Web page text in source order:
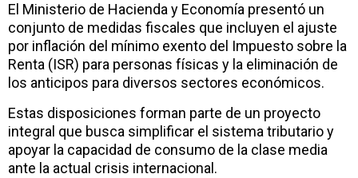
El Ministerio de Hacienda y Economía presentó un
conjunto de medidas fiscales que incluyen el ajuste
por inflación del mínimo exento del Impuesto sobre la
Renta (ISR) para personas físicas y la eliminación de
los anticipos para diversos sectores económicos.
Estas disposiciones forman parte de un proyecto
integral que busca simplificar el sistema tributario y
apoyar la capacidad de consumo de la clase media
ante la actual crisis internacional.